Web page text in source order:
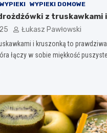
WYPIEKI DOMOWE
z truskawkami
Łukasz Pawłowski
i kruszonką to
łączy w sobie miękkość